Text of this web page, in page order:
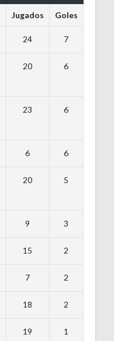
Jugados Goles
24 7
20 6
23 6
6 6
20 5
9 3
15 2
7 2
18 2
19 1